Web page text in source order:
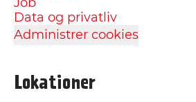
Data og privatliv
Administrer cookies
Lokationer